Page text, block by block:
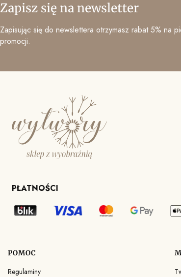
Zapisz się na newsletter
Zapisując się do newslettera otrzymasz rabat 5% na
promocji.
PŁATNOŚCI
Linki w stopce
POMOC
Regulaminy